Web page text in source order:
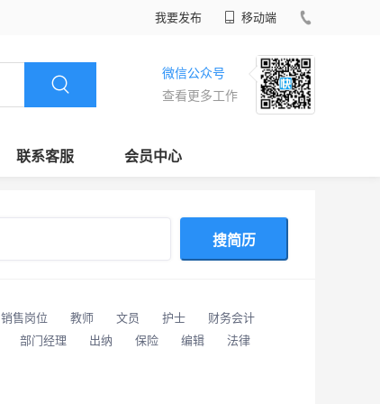
我要发布 移动端
微信公众号
查看更多工作
联系客服 会员中心
搜简历
销售岗位 教师 文员 护士
财务会计
部门经理 出纳 保险 编辑
法律